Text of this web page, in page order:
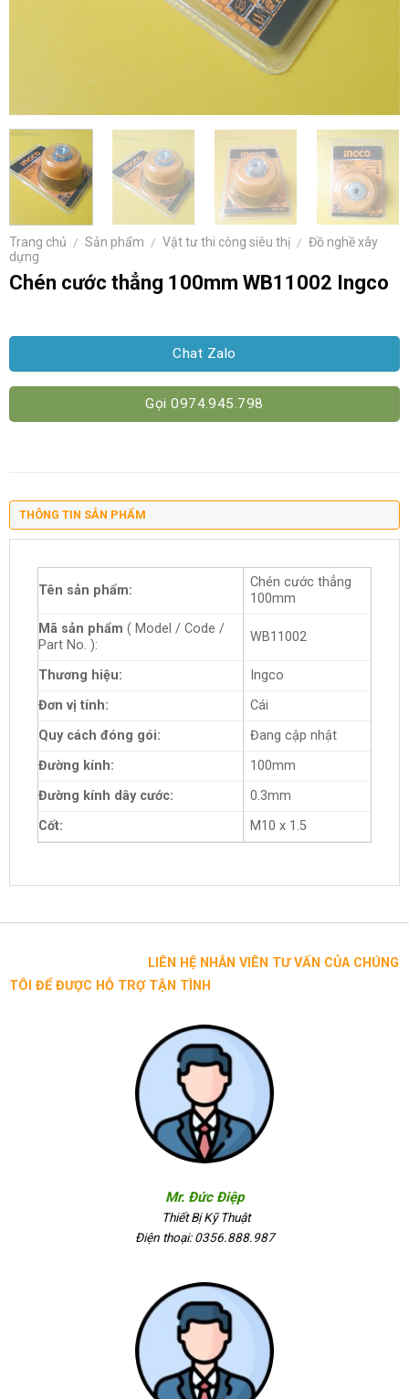
Trang chủ / Sản phẩm / Vật tư thi công siêu thị / Đồ nghề xây
dựng
Chén cước thẳng 100mm WB11002 Ingco
Chat Zalo
Gọi 0974.945.798
THÔNG TIN SẢN PHẨM
Tên sản phẩm:
Chén cước thẳng
100mm
Mã sản phẩm ( Model / Code /
Part No. ):
WB11002
Thương hiệu:
Ingco
Đơn vị tính:
Cái
Quy cách đóng gói:
Đang cập nhật
Đường kính:
100mm
Đường kính dây cước:
0.3mm
Cốt:
M10 x 1.5
LIÊN HỆ NHÂN VIÊN TƯ VẤN CỦA CHÚNG
TÔI ĐỂ ĐƯỢC HỖ TRỢ TẬN TÌNH
Mr. Đức Điệp
Thiết Bị Kỹ Thuật
Điện thoại: 0356.888.987